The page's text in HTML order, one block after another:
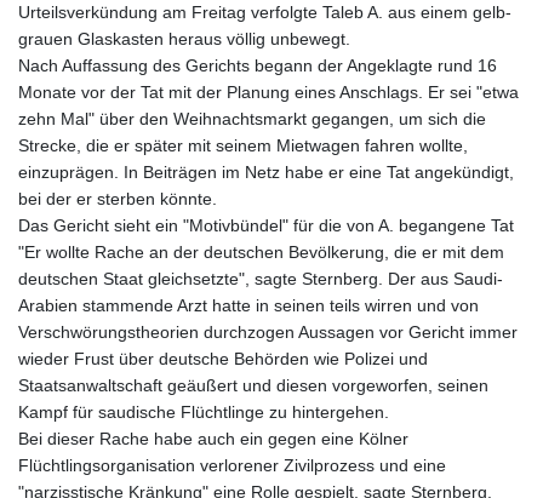
Urteilsverkündung am Freitag verfolgte Taleb A. aus einem gelb-
grauen Glaskasten heraus völlig unbewegt.
Nach Auffassung des Gerichts begann der Angeklagte rund 16
Monate vor der Tat mit der Planung eines Anschlags. Er sei "etwa
zehn Mal" über den Weihnachtsmarkt gegangen, um sich die
Strecke, die er später mit seinem Mietwagen fahren wollte,
einzuprägen. In Beiträgen im Netz habe er eine Tat angekündigt,
bei der er sterben könnte.
Das Gericht sieht ein "Motivbündel" für die von A. begangene Tat
"Er wollte Rache an der deutschen Bevölkerung, die er mit dem
deutschen Staat gleichsetzte", sagte Sternberg. Der aus Saudi-
Arabien stammende Arzt hatte in seinen teils wirren und von
Verschwörungstheorien durchzogen Aussagen vor Gericht immer
wieder Frust über deutsche Behörden wie Polizei und
Staatsanwaltschaft geäußert und diesen vorgeworfen, seinen
Kampf für saudische Flüchtlinge zu hintergehen.
Bei dieser Rache habe auch ein gegen eine Kölner
Flüchtlingsorganisation verlorener Zivilprozess und eine
"narzisstische Kränkung" eine Rolle gespielt, sagte Sternberg.